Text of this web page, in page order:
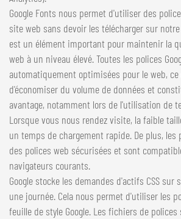
Google Fonts nous permet d'utiliser des
site web sans devoir les télécharger sur notre
est un élément important pour maintenir la
web à un niveau élevé. Toutes les polices
automatiquement optimisées pour le web,
d'économiser du volume de données et
avantage, notamment lors de l'utilisation de
Lorsque vous nous rendez visite, la faible
un temps de chargement rapide. De plus, les
des polices web sécurisées et sont
navigateurs courants.
Google stocke les demandes d'actifs CSS sur
une journée. Cela nous permet d'utiliser les
feuille de style Google. Les fichiers de